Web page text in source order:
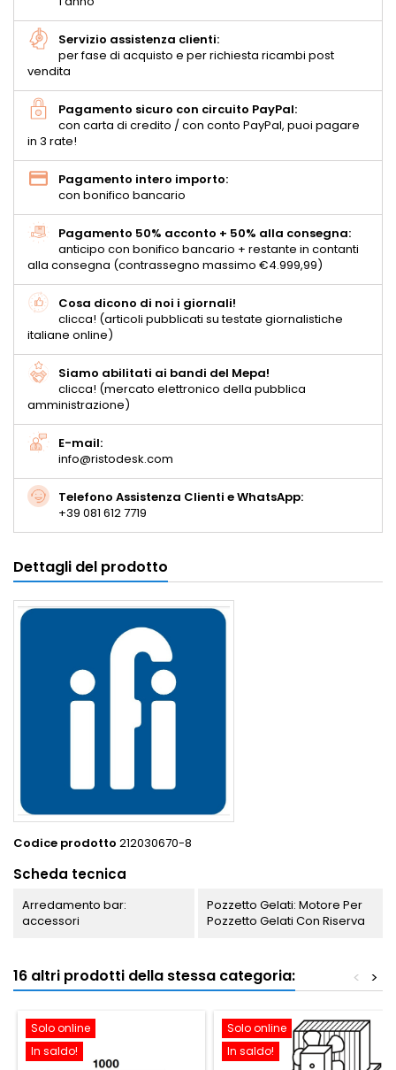
Servizio assistenza clienti:
per fase di acquisto e per richiesta ricambi post
vendita
Pagamento sicuro con circuito PayPal:
con carta di credito / con conto PayPal, puoi pagare
in 3 rate!
Pagamento intero importo:
con bonifico bancario
Pagamento 50% acconto + 50% alla consegna:
anticipo con bonifico bancario + restante in contanti
alla consegna (contrassegno massimo €4.999,99)
Cosa dicono di noi i giornali!
clicca! (articoli pubblicati su testate giornalistiche
italiane online)
Siamo abilitati ai bandi del Mepa!
clicca! (mercato elettronico della pubblica
amministrazione)
E-mail:
info@ristodesk.com
Telefono Assistenza Clienti e WhatsApp:
+39 081 612 7719
Dettagli del prodotto
Codice prodotto 212030670-8
Scheda tecnica
Arredamento bar:
accessori
Pozzetto Gelati: Motore Per
Pozzetto Gelati Con Riserva
16 altri prodotti della stessa categoria: >
<
Solo online
In saldo!
Solo online
In saldo!